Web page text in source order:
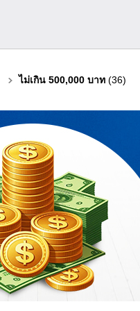
ไม่เกิน 500,000 บาท (36)